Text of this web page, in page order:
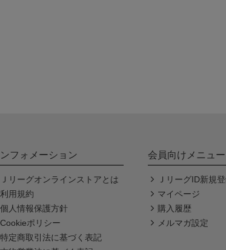
フォメーション
Ｊリーグオンラインストアとは
利用規約
個人情報保護方針
Cookieポリシー
特定商取引法に基づく表記
会員向けメニュー
ＪリーグID新規
マイページ
購入履歴
メルマガ設定